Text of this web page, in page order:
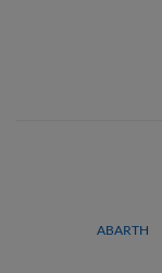
ABARTH